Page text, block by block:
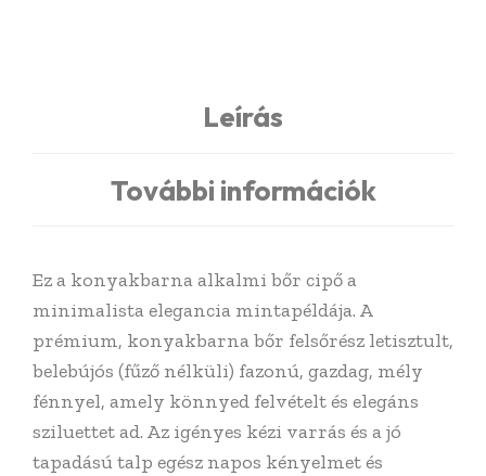
Leírás
További információk
Ez a konyakbarna alkalmi bőr cipő a
minimalista elegancia mintapéldája. A
prémium, konyakbarna bőr felsőrész letisztult,
belebújós (fűző nélküli) fazonú, gazdag, mély
fénnyel, amely könnyed felvételt és elegáns
sziluettet ad. Az igényes kézi varrás és a jó
tapadású talp egész napos kényelmet és